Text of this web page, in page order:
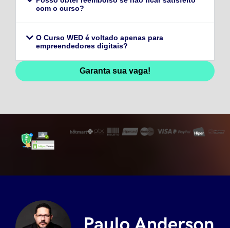
com o curso?
O Curso WED é voltado apenas para
empreendedores digitais?
Garanta sua vaga!